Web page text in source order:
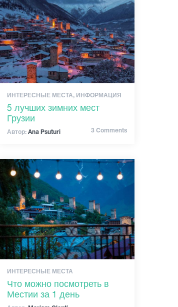
ИНТЕРЕСНЫЕ МЕСТА, ИНФОРМАЦИЯ
5 лучших зимних мест
Грузии
Автор:Ana Psuturi 3 Comments
ИНТЕРЕСНЫЕ МЕСТА
Что можно посмотреть в
Местии за 1 день